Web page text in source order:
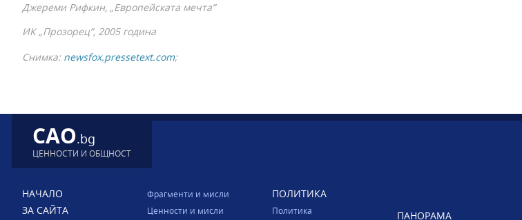
Джереми Рифкин, „Европейската мечта”
ИК „Прозорец”, 2005 година
Снимка: newsfox.pressetext.com;
CAO.bg
ЦЕННОСТИ И ОБЩНОСТ
НАЧАЛО
ЗА САЙТА
Фрагменти и мисли
Ценности и мисли
ПОЛИТИКА
Политика ПАНОРАМА